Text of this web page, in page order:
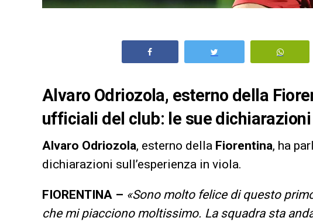
Alvaro Odriozola, esterno della
ufficiali del club: le sue dichiarazioni
Alvaro Odriozola, esterno della Fiorentina, ha
dichiarazioni sull’esperienza in viola.
FIORENTINA – «Sono molto felice di questo
che mi piacciono moltissimo. La squadra sta